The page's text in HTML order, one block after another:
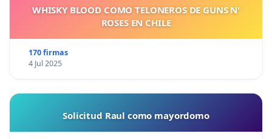
WHISKY BLOOD COMO TELONEROS DE GUNS N'
ROSES EN CHILE
170 firmas
4 Jul 2025
Solicitud Raul como mayordomo